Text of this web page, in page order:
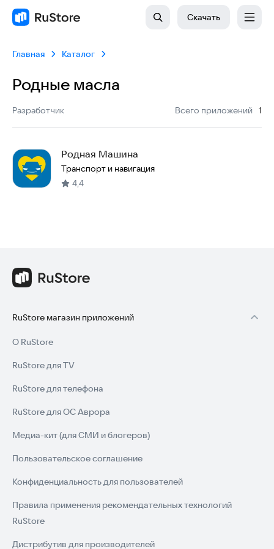
Скачать
Главная Каталог
Родные масла
Разработчик Всего приложений
: 1
Родная Машина
Транспорт и навигация
4,4
RuStore магазин приложений
О RuStore
RuStore для TV
RuStore для телефона
RuStore для ОС Аврора
Медиа-кит (для СМИ и блогеров)
Пользовательское соглашение
Конфиденциальность для пользователей
Правила применения рекомендательных технологий
RuStore
Дистрибутив для производителей